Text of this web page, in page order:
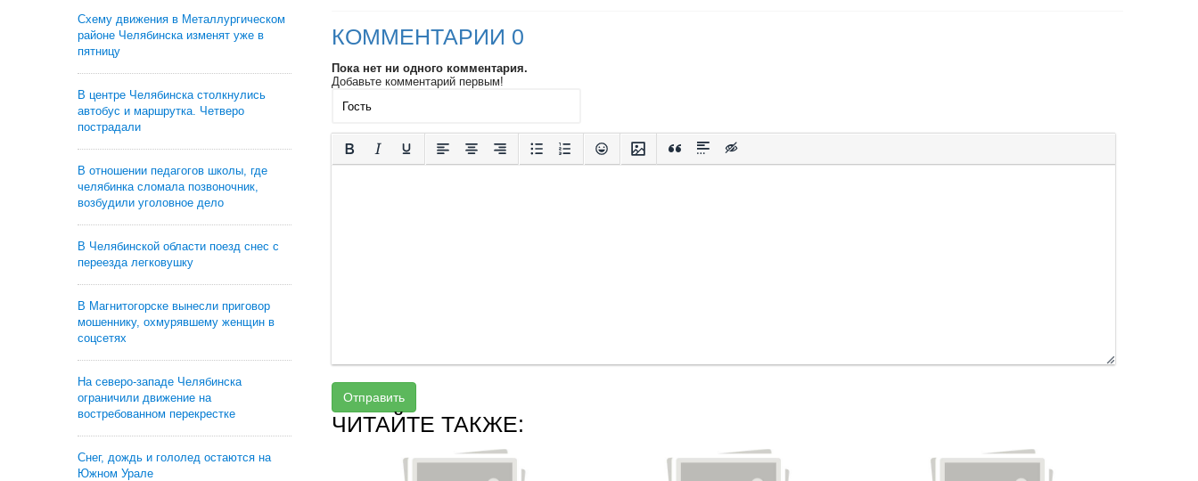
Схему движения в Металлургическом
районе Челябинска изменят уже в
пятницу
В центре Челябинска столкнулись
автобус и маршрутка. Четверо
пострадали
В отношении педагогов школы, где
челябинка сломала позвоночник,
возбудили уголовное дело
В Челябинской области поезд снес с
переезда легковушку
В Магнитогорске вынесли приговор
мошеннику, охмурявшему женщин в
соцсетях
На северо-западе Челябинска
ограничили движение на
востребованном перекрестке
Снег, дождь и гололед остаются на
Южном Урале
КОММЕНТАРИИ 0
Пока нет ни одного комментария.
Добавьте комментарий первым!
Отправить
ЧИТАЙТЕ ТАКЖЕ: